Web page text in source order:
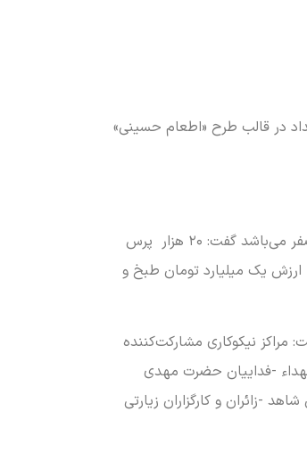
نیکوکاری و کمیته امداد در قالب طرح «اطعام حسینی»
به گزارش البرز نیوز از البرز، رضا لشینی بابیان اینکه طرح اطعام و احسان حسینی باهدف اطعام نیازمندان و مددجویان در ماه محرم و صفر می‌باشد گفت: ۲۰ هزار پرس
ارزش یک میلیارد تومان طبخ و
نیکوکاری مشارکت‌کننده
الشهداء -فداییان حضرت مهدی
-زائران و کارگزاران زیارتی